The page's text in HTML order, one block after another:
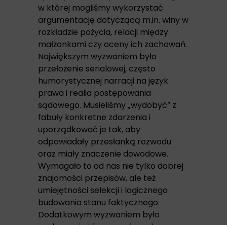
w której mogliśmy wykorzystać
argumentację dotyczącą m.in. winy w
rozkładzie pożycia, relacji między
małżonkami czy oceny ich zachowań.
Największym wyzwaniem było
przełożenie serialowej, często
humorystycznej narracji na język
prawa i realia postępowania
sądowego. Musieliśmy „wydobyć” z
fabuły konkretne zdarzenia i
uporządkować je tak, aby
odpowiadały przesłanką rozwodu
oraz miały znaczenie dowodowe.
Wymagało to od nas nie tylko dobrej
znajomości przepisów, ale też
umiejętności selekcji i logicznego
budowania stanu faktycznego.
Dodatkowym wyzwaniem było